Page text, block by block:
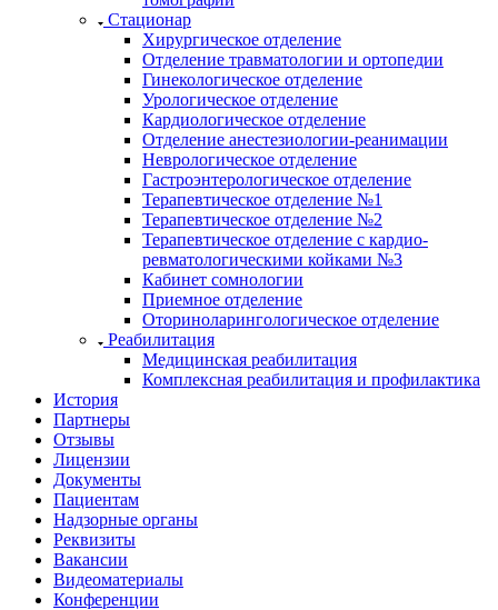
Стационар
Хирургическое отделение
Отделение травматологии и ортопедии
Гинекологическое отделение
Урологическое отделение
Кардиологическое отделение
Отделение анестезиологии-реанимации
Неврологическое отделение
Гастроэнтерологическое отделение
Терапевтическое отделение №1
Терапевтическое отделение №2
Терапевтическое отделение с кардио-
ревматологическими койками №3
Кабинет сомнологии
Приемное отделение
Оториноларингологическое отделение
Реабилитация
Медицинская реабилитация
Комплексная реабилитация и профилактика
История
Партнеры
Отзывы
Лицензии
Документы
Пациентам
Надзорные органы
Реквизиты
Вакансии
Видеоматериалы
Конференции